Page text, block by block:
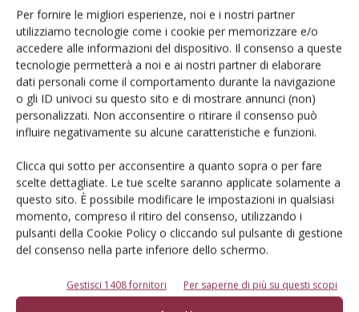
Per fornire le migliori esperienze, noi e i nostri partner
utilizziamo tecnologie come i cookie per memorizzare e/o
accedere alle informazioni del dispositivo. Il consenso a queste
tecnologie permetterà a noi e ai nostri partner di elaborare
dati personali come il comportamento durante la navigazione
o gli ID univoci su questo sito e di mostrare annunci (non)
personalizzati. Non acconsentire o ritirare il consenso può
influire negativamente su alcune caratteristiche e funzioni.
Clicca qui sotto per acconsentire a quanto sopra o per fare
scelte dettagliate. Le tue scelte saranno applicate solamente a
questo sito. È possibile modificare le impostazioni in qualsiasi
momento, compreso il ritiro del consenso, utilizzando i
pulsanti della Cookie Policy o cliccando sul pulsante di gestione
del consenso nella parte inferiore dello schermo.
Gestisci 1408 fornitori Per saperne di più su questi scopi
Salva il mio nome, email e sito web in questo browser per la
prossima volta che commento.
E-magazine
Tecniche, prodotti e servizi dalle aziende